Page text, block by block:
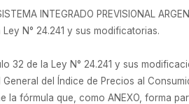
INTEGRADO PREVISIONAL
N° 24.241 y sus modificatorias.
32 de la Ley N° 24.241 y sus
del Índice de Precios al
la fórmula que, como ANEXO, forma